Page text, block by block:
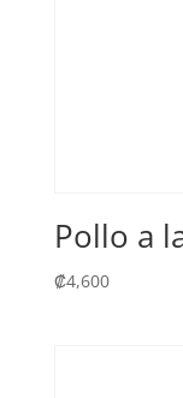
Pollo a
₡4,600